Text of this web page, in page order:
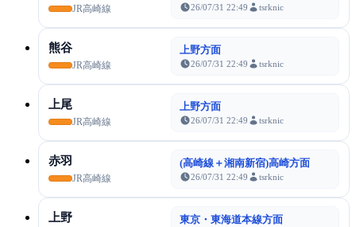
JR高崎線 26/07/31 22:49 tsrknic
熊谷
JR高崎線
上野方面
26/07/31 22:49 tsrknic
上尾
JR高崎線
上野方面
26/07/31 22:49 tsrknic
赤羽
JR高崎線
(高崎線＋湘南新宿)高崎方面
26/07/31 22:49 tsrknic
上野 東京・東海道本線方面